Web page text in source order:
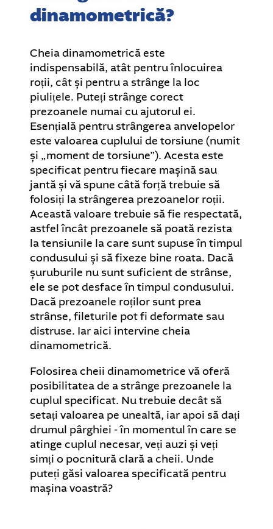
dinamometrică?
Cheia dinamometrică este
indispensabilă, atât pentru înlocuirea
roții, cât și pentru a strânge la loc
piulițele. Puteți strânge corect
prezoanele numai cu ajutorul ei.
Esențială pentru strângerea anvelopelor
este valoarea cuplului de torsiune (numit
și „moment de torsiune”). Acesta este
specificat pentru fiecare mașină sau
jantă și vă spune câtă forță trebuie să
folosiți la strângerea prezoanelor roții.
Această valoare trebuie să fie respectată,
astfel încât prezoanele să poată rezista
la tensiunile la care sunt supuse în timpul
condusului și să fixeze bine roata. Dacă
șuruburile nu sunt suficient de strânse,
ele se pot desface în timpul condusului.
Dacă prezoanele roților sunt prea
strânse, fileturile pot fi deformate sau
distruse. Iar aici intervine cheia
dinamometrică.
Folosirea cheii dinamometrice vă oferă
posibilitatea de a strânge prezoanele la
cuplul specificat. Nu trebuie decât să
setați valoarea pe unealtă, iar apoi să dați
drumul pârghiei - în momentul în care se
atinge cuplul necesar, veți auzi și veți
simți o pocnitură clară a cheii. Unde
puteți găsi valoarea specificată pentru
mașina voastră?